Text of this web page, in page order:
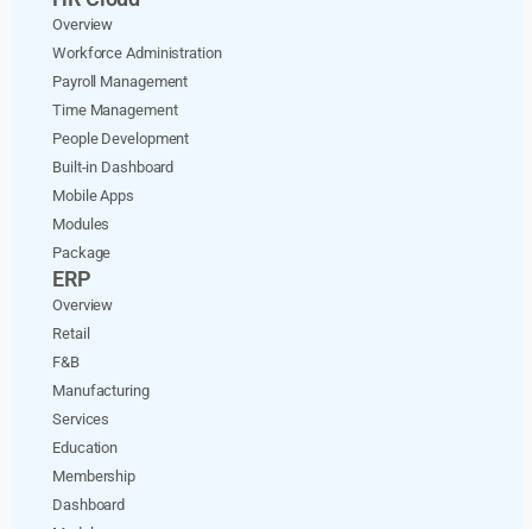
Overview
Workforce Administration
Payroll Management
Time Management
People Development
Built-in Dashboard
Mobile Apps
Modules
Package
ERP
Overview
Retail
F&B
Manufacturing
Services
Education
Membership
Dashboard